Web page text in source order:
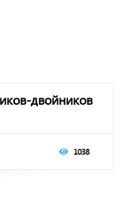
двойников
1038